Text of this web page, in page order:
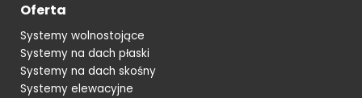
Oferta
Systemy wolnostojące
Systemy na dach płaski
Systemy na dach skośny
Systemy elewacyjne